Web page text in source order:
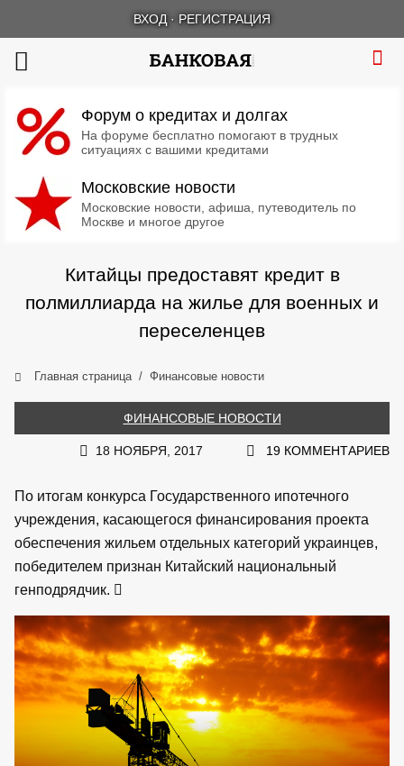
ВХОД · РЕГИСТРАЦИЯ
Форум о кредитах и долгах
На форуме бесплатно помогают в трудных
ситуациях с вашими кредитами
Московские новости
Московские новости, афиша, путеводитель по
Москве и многое другое
Китайцы предоставят кредит в
полмиллиарда на жилье для военных и
переселенцев
Главная страница Финансовые новости
ФИНАНСОВЫЕ НОВОСТИ
18 НОЯБРЯ, 2017 19 КОММЕНТАРИЕВ
По итогам конкурса Государственного ипотечного
учреждения, касающегося финансирования проекта
обеспечения жильем отдельных категорий украинцев,
победителем признан Китайский национальный
генподрядчик.